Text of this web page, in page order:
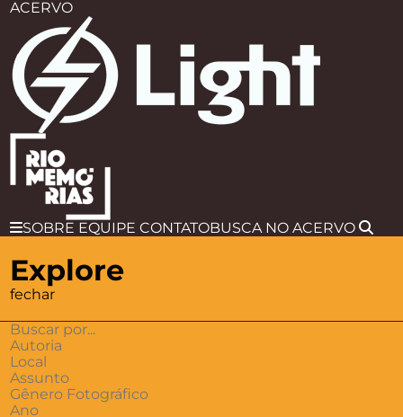
ACERVO
SOBRE EQUIPE CONTATOBUSCA NO ACERVO
Explore
fechar